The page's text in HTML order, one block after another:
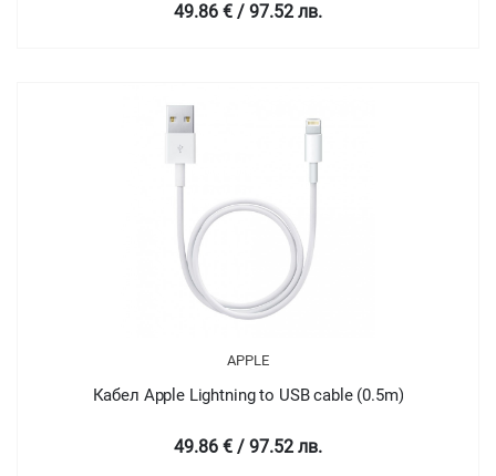
49.86 € / 97.52 лв.
APPLE
Кабел Apple Lightning to USB cable (0.5m)
49.86 € / 97.52 лв.